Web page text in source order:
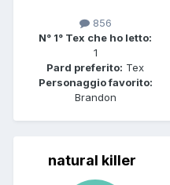
856
N° 1° Tex che ho letto:
1
Pard preferito: Tex
Personaggio favorito:
Brandon
natural killer